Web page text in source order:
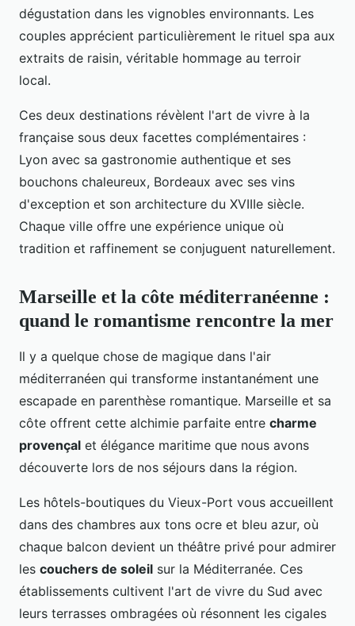
dégustation dans les vignobles environnants. Les
couples apprécient particulièrement le rituel spa aux
extraits de raisin, véritable hommage au terroir
local.
Ces deux destinations révèlent l'art de vivre à la
française sous deux facettes complémentaires :
Lyon avec sa gastronomie authentique et ses
bouchons chaleureux, Bordeaux avec ses vins
d'exception et son architecture du XVIIIe siècle.
Chaque ville offre une expérience unique où
tradition et raffinement se conjuguent naturellement.
Marseille et la côte méditerranéenne :
quand le romantisme rencontre la mer
Il y a quelque chose de magique dans l'air
méditerranéen qui transforme instantanément une
escapade en parenthèse romantique. Marseille et sa
côte offrent cette alchimie parfaite entre charme
provençal et élégance maritime que nous avons
découverte lors de nos séjours dans la région.
Les hôtels-boutiques du Vieux-Port vous accueillent
dans des chambres aux tons ocre et bleu azur, où
chaque balcon devient un théâtre privé pour admirer
les couchers de soleil sur la Méditerranée. Ces
établissements cultivent l'art de vivre du Sud avec
leurs terrasses ombragées où résonnent les cigales